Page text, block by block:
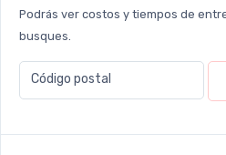
Podrás ver costos y tiempos de
busques.
Código postal